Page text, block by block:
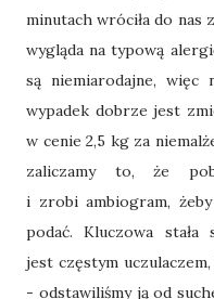
minutach wróciła do nas
wygląda na typową
są niemiarodajne,
wypadek dobrze jest
w cenie 2,5 kg za
zaliczamy to, że
i zrobi ambiogram,
podać. Kluczowa
jest częstym
- odstawiliśmy ją od